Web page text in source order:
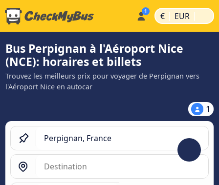
€ | EUR |
Bus Perpignan à l'Aéroport Nice
(NCE): horaires et billets
Trouvez les meilleurs prix pour voyager de Perpignan vers
l'Aéroport Nice en autocar
1